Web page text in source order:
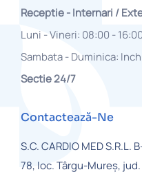
Receptie - Internari /
Luni - Vineri: 08:00 - 16:00
Sambata - Duminica:
Sectie 24/7
Contactează-Ne
S.C. CARDIO MED S.R.L.
78, loc. Târgu-Mureș,